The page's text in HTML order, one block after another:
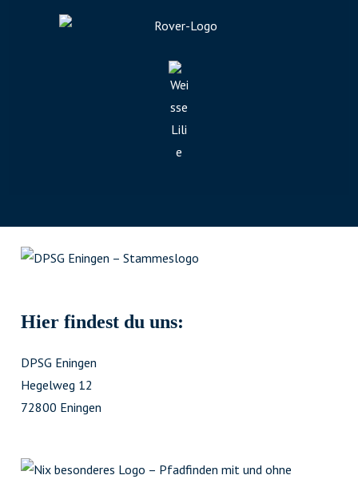
Hier findest du uns:
DPSG Eningen
Hegelweg 12
72800 Eningen